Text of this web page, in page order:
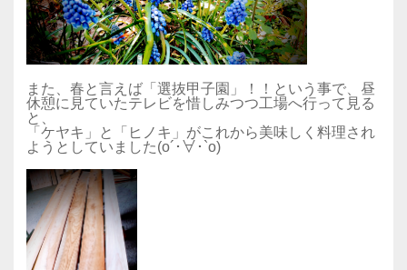
また、春と言えば「選抜甲子園」！！という事で、昼
休憩に見ていたテレビを惜しみつつ工場へ行って見る
と、
「ケヤキ」と「ヒノキ」がこれから美味しく料理され
ようとしていました(o´･∀･`o)